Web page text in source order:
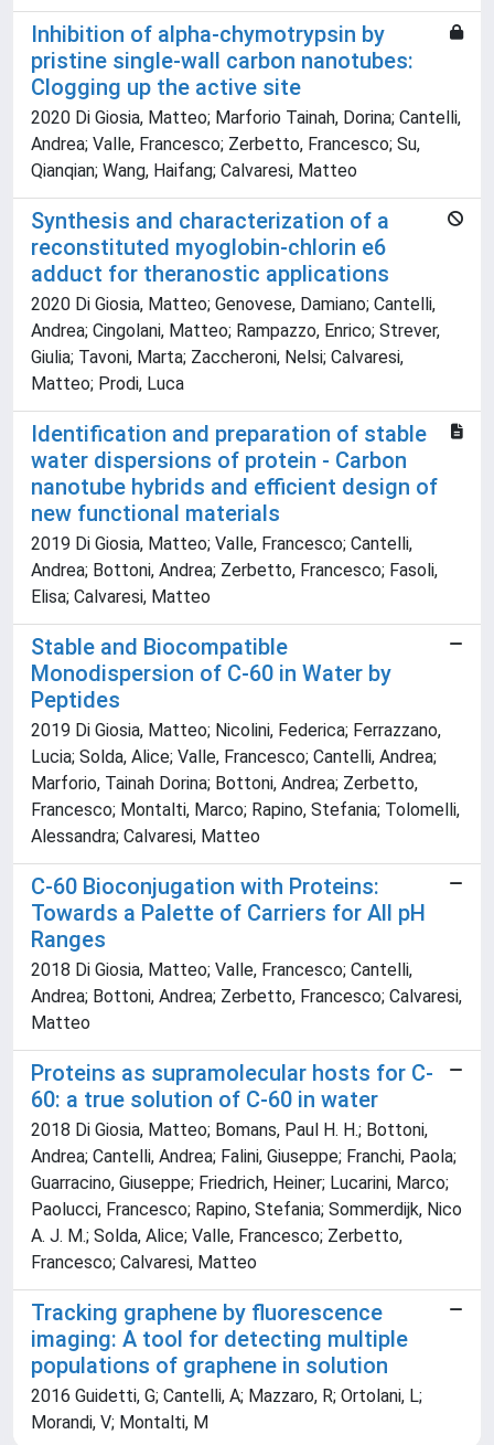
Inhibition of alpha-chymotrypsin by
pristine single-wall carbon nanotubes:
Clogging up the active site
2020 Di Giosia, Matteo; Marforio Tainah, Dorina; Cantelli,
Andrea; Valle, Francesco; Zerbetto, Francesco; Su,
Qianqian; Wang, Haifang; Calvaresi, Matteo
Synthesis and characterization of a
reconstituted myoglobin-chlorin e6
adduct for theranostic applications
2020 Di Giosia, Matteo; Genovese, Damiano; Cantelli,
Andrea; Cingolani, Matteo; Rampazzo, Enrico; Strever,
Giulia; Tavoni, Marta; Zaccheroni, Nelsi; Calvaresi,
Matteo; Prodi, Luca
Identification and preparation of stable
water dispersions of protein - Carbon
nanotube hybrids and efficient design of
new functional materials
2019 Di Giosia, Matteo; Valle, Francesco; Cantelli,
Andrea; Bottoni, Andrea; Zerbetto, Francesco; Fasoli,
Elisa; Calvaresi, Matteo
Stable and Biocompatible
Monodispersion of C-60 in Water by
Peptides
2019 Di Giosia, Matteo; Nicolini, Federica; Ferrazzano,
Lucia; Solda, Alice; Valle, Francesco; Cantelli, Andrea;
Marforio, Tainah Dorina; Bottoni, Andrea; Zerbetto,
Francesco; Montalti, Marco; Rapino, Stefania; Tolomelli,
Alessandra; Calvaresi, Matteo
C-60 Bioconjugation with Proteins:
Towards a Palette of Carriers for All pH
Ranges
2018 Di Giosia, Matteo; Valle, Francesco; Cantelli,
Andrea; Bottoni, Andrea; Zerbetto, Francesco; Calvaresi,
Matteo
Proteins as supramolecular hosts for C-
60: a true solution of C-60 in water
2018 Di Giosia, Matteo; Bomans, Paul H. H.; Bottoni,
Andrea; Cantelli, Andrea; Falini, Giuseppe; Franchi, Paola;
Guarracino, Giuseppe; Friedrich, Heiner; Lucarini, Marco;
Paolucci, Francesco; Rapino, Stefania; Sommerdijk, Nico
A. J. M.; Solda, Alice; Valle, Francesco; Zerbetto,
Francesco; Calvaresi, Matteo
Tracking graphene by fluorescence
imaging: A tool for detecting multiple
populations of graphene in solution
2016 Guidetti, G; Cantelli, A; Mazzaro, R; Ortolani, L;
Morandi, V; Montalti, M